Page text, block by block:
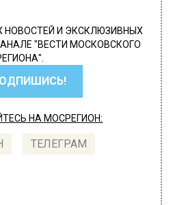
И ЭКСКЛЮЗИВНЫХ
"ВЕСТИ МОСКОВСКОГО
НА МОСРЕГИОН:
ТЕЛЕГРАМ